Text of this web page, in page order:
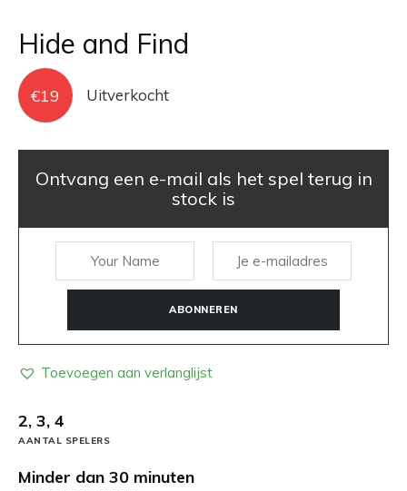
Hide and Find
€19 Uitverkocht
Ontvang een e-mail als het spel terug in
stock is
ABONNEREN
Toevoegen aan verlanglijst
2, 3, 4
AANTAL SPELERS
Minder dan 30 minuten